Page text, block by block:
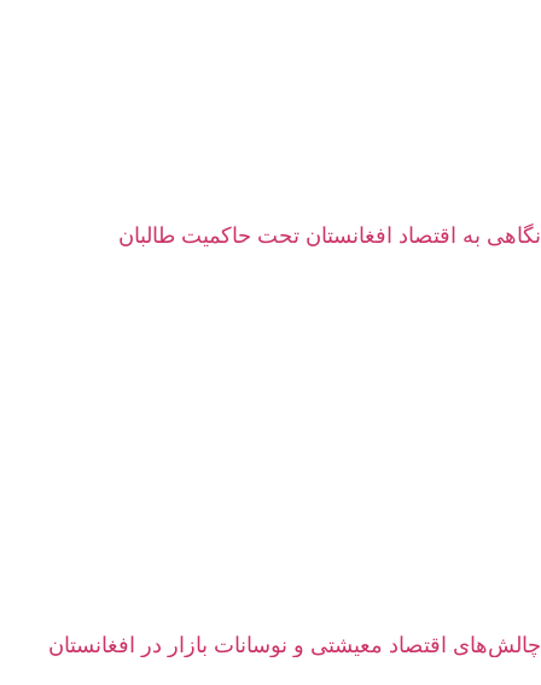
نگاهی به اقتصاد افغانستان تحت حاکمیت طالبان
چالش‌های اقتصاد معیشتی و نوسانات بازار در افغانستان